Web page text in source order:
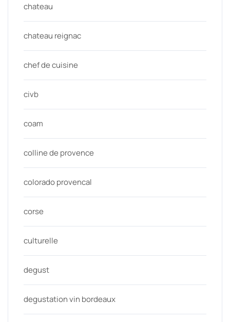
chateau
chateau reignac
chef de cuisine
civb
coam
colline de provence
colorado provencal
corse
culturelle
degust
degustation vin bordeaux